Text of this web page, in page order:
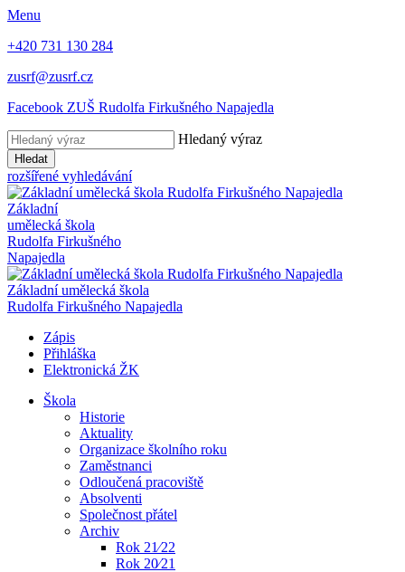
Menu
+420 731 130 284
zusrf@zusrf.cz
Facebook ZUŠ Rudolfa Firkušného Napajedla
Hledaný výraz
Hledat
rozšířené vyhledávání
Základní
umělecká škola
Rudolfa Firkušného
Napajedla
Základní umělecká škola
Rudolfa Firkušného Napajedla
Zápis
Přihláška
Elektronická ŽK
Škola
Historie
Aktuality
Organizace školního roku
Zaměstnanci
Odloučená pracoviště
Absolventi
Společnost přátel
Archiv
Rok 21⁄22
Rok 20⁄21